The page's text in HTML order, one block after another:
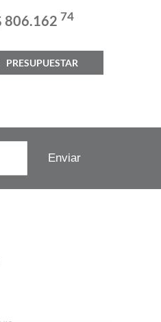
806.162 74
PRESUPUESTAR